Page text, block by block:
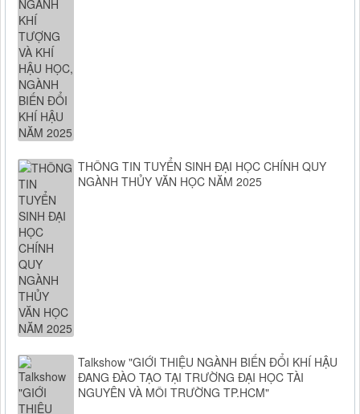
THÔNG TIN TUYỂN SINH ĐẠI HỌC CHÍNH QUY
NGÀNH THỦY VĂN HỌC NĂM 2025
Talkshow "GIỚI THIỆU NGÀNH BIẾN ĐỔI KHÍ HẬU
ĐANG ĐÀO TẠO TẠI TRƯỜNG ĐẠI HỌC TÀI
NGUYÊN VÀ MÔI TRƯỜNG TP.HCM"